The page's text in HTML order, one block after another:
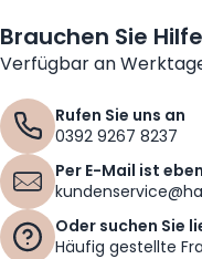
Brauchen Sie
Verfügbar an
Rufen Sie uns an
0392 9267 8237
Per E-Mail ist
Oder suchen Sie
Häufig gestellte